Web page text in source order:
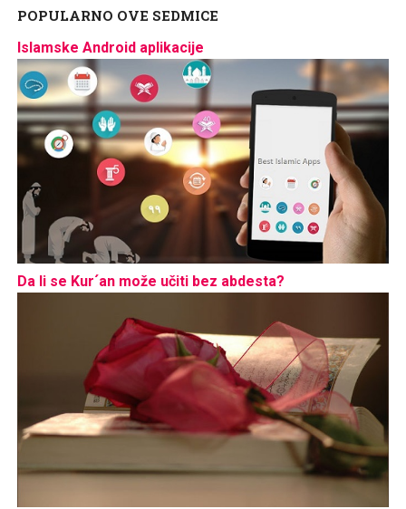
POPULARNO OVE SEDMICE
Islamske Android aplikacije
Da li se Kur´an može učiti bez abdesta?